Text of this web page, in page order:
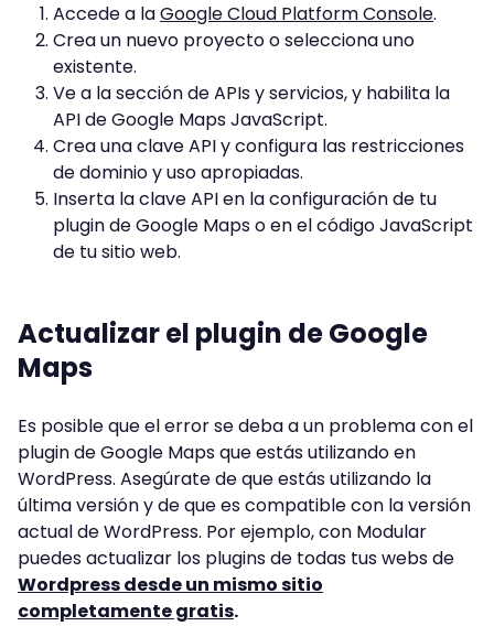
Accede a laGoogle Cloud Platform Console.
Crea un nuevo proyecto o selecciona uno
existente.
Ve a la sección de APIs y servicios, y habilita la
API de Google Maps JavaScript.
Crea una clave API y configura las restricciones
de dominio y uso apropiadas.
Inserta la clave API en la configuración de tu
plugin de Google Maps o en el código JavaScript
de tu sitio web.
Actualizar el plugin de Google
Maps
Es posible que el error se deba a un problema con el
plugin de Google Maps que estás utilizando en
WordPress. Asegúrate de que estás utilizando la
última versión y de que es compatible con la versión
actual de WordPress. Por ejemplo, con Modular
puedes actualizar los plugins de todas tus webs de
Wordpress desde un mismo sitio
completamente gratis.